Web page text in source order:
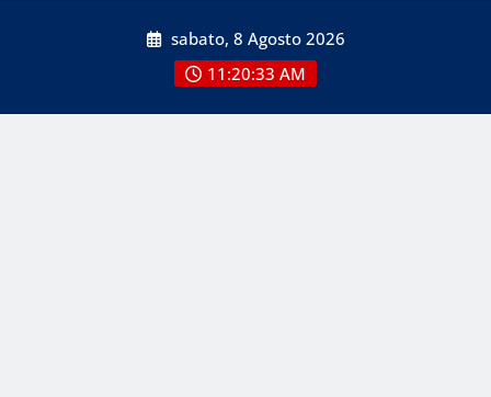
sabato, 8 Agosto 2026
11:20:33 AM